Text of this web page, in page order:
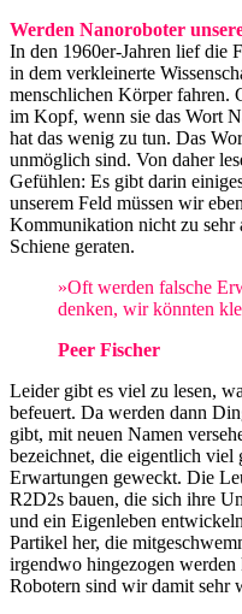
Werden Nanoroboter
In den 1960er-Jahren lief die
in dem verkleinerte
menschlichen Körper fahren.
im Kopf, wenn sie das Wort
hat das wenig zu tun. Das
unmöglich sind. Von daher
Gefühlen: Es gibt darin
unserem Feld müssen wir
Kommunikation nicht zu sehr
Schiene geraten.
»Oft werden falsche
denken, wir könnten
Peer Fischer
Leider gibt es viel zu lesen,
befeuert. Da werden dann
gibt, mit neuen Namen
bezeichnet, die eigentlich
Erwartungen geweckt. Die
R2D2s bauen, die sich ihre
und ein Eigenleben
Partikel her, die
irgendwo hingezogen werden
Robotern sind wir damit sehr